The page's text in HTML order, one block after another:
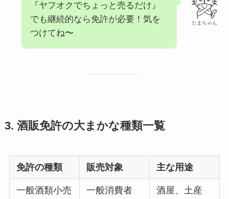
たまちゃん
『ヤフオクでちょっと売るだけ』
でも継続的なら免許が必要！気を
つけてね〜
3. 酒販免許の大まかな種類一覧
免許の種類 販売対象 主な用途
一般酒類小売
一般消費者
酒屋、土産